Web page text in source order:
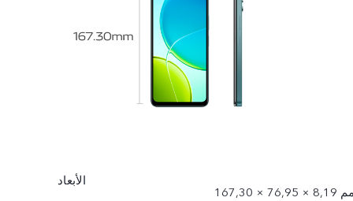
الأبعاد
76,95 × 8,19 مم